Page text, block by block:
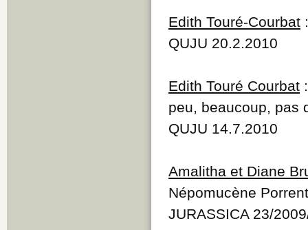
Edith Touré-Courbat
QUJU 20.2.2010
Edith Touré Courbat
peu, beaucoup, pas
QUJU 14.7.2010
Amalitha et Diane
Népomucène
JURASSICA 23/